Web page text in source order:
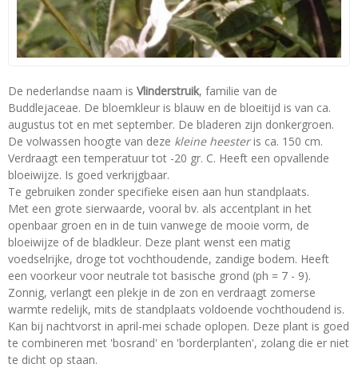
De nederlandse naam is Vlinderstruik, familie van de
Buddlejaceae. De bloemkleur is blauw en de bloeitijd is van ca.
augustus tot en met september. De bladeren zijn donkergroen.
De volwassen hoogte van deze kleine heesteris ca. 150 cm.
Verdraagt een temperatuur tot -20 gr. C. Heeft een opvallende
bloeiwijze. Is goed verkrijgbaar.
Te gebruiken zonder specifieke eisen aan hun standplaats.
Met een grote sierwaarde, vooral bv. als accentplant in het
openbaar groen en in de tuin vanwege de mooie vorm, de
bloeiwijze of de bladkleur. Deze plant wenst een matig
voedselrijke, droge tot vochthoudende, zandige bodem. Heeft
een voorkeur voor neutrale tot basische grond (ph = 7 - 9).
Zonnig, verlangt een plekje in de zon en verdraagt zomerse
warmte redelijk, mits de standplaats voldoende vochthoudend is.
Kan bij nachtvorst in april-mei schade oplopen. Deze plant is goed
te combineren met 'bosrand' en 'borderplanten', zolang die er niet
te dicht op staan.